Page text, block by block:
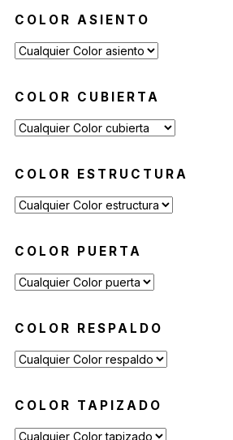
COLOR ASIENTO
COLOR CUBIERTA
COLOR ESTRUCTURA
COLOR PUERTA
COLOR RESPALDO
COLOR TAPIZADO